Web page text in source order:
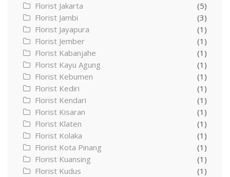
Florist Jakarta
(5)
Florist Jambi
(3)
Florist Jayapura
(1)
Florist Jember
(1)
Florist Kabanjahe
(1)
Florist Kayu Agung
(1)
Florist Kebumen
(1)
Florist Kediri
(1)
Florist Kendari
(1)
Florist Kisaran
(1)
Florist Klaten
(1)
Florist Kolaka
(1)
Florist Kota Pinang
(1)
Florist Kuansing
(1)
Florist Kudus
(1)